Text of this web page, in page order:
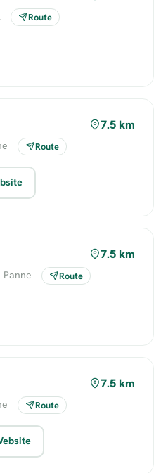
Route
7.5 km
Route
7.5 km
Panne Route
7.5 km
Route